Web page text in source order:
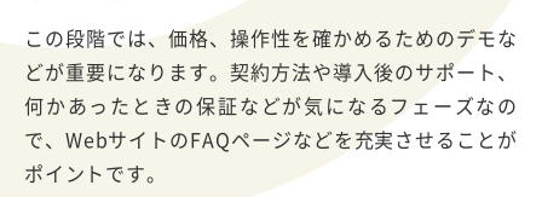
この段階では、価格、操作性を確かめるためのデモな
どが重要になります。契約方法や導入後のサポート、
何かあったときの保証などが気になるフェーズなの
で、WebサイトのFAQページなどを充実させることが
ポイントです。